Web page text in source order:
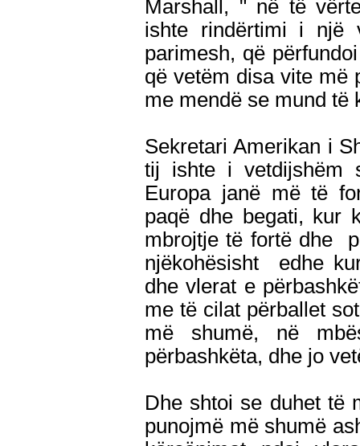
Marshall, " në të
ishte rindërtimi i një
parimesh, që
që vetëm disa vite më
me mendë se mund
Sekretari Amerikan i
tij ishte i vetdijshëm
Europa janë më të
paqë dhe begati, kur
mbrojtje të fortë dhe
njëkohësisht edhe
dhe vlerat e
me të cilat përballet
më shumë, në
përbashkëta, dhe jo
Dhe shtoi se duhet të
punojmë më shumë